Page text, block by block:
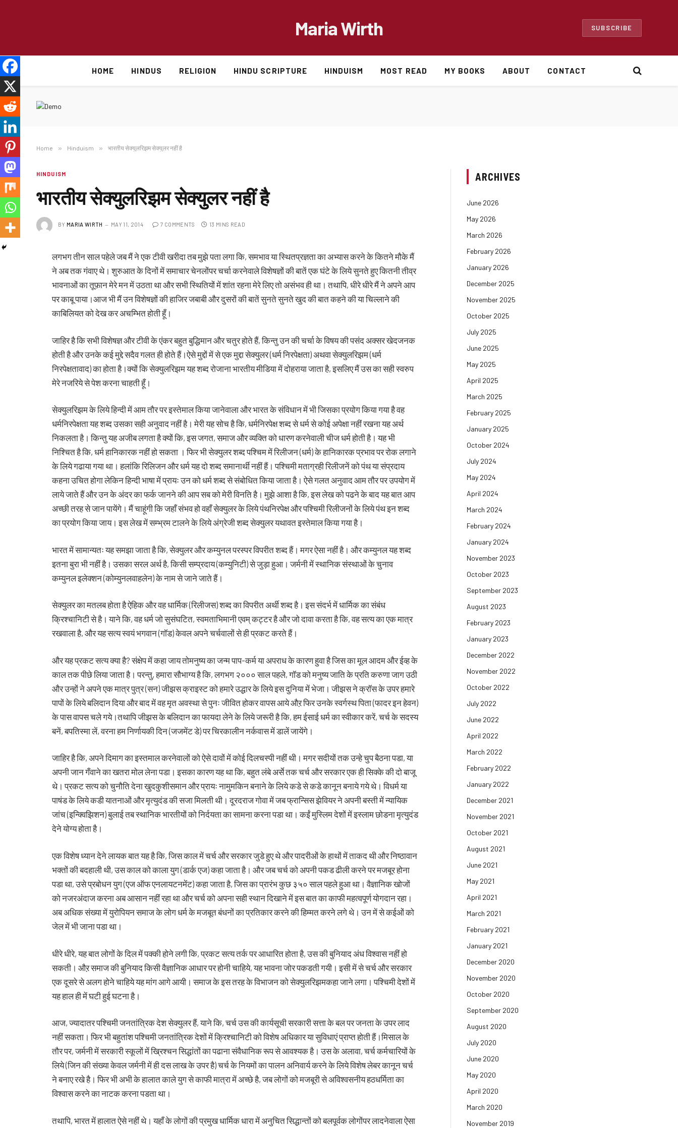
Maria Wirth SUBSCRIBE
HOME HINDUS RELIGION HINDU SCRIPTURE HINDUISM MOST READ MY BOOKS ABOUT CONTACT
Home » Hinduism » भारतीय सेक्युलरिझम सेक्युलर नहीं है
HINDUISM
भारतीय सेक्युलरिझम सेक्युलर नहीं है
BY MARIA WIRTH MAY 11, 2014 7 COMMENTS 13 MINS READ
लगभग तीन साल पहेले जब मैं ने एक टीवी खरीदा तब मुझे पता लगा कि, समभाव या स्थितप्रज्ञता का अभ्यास करने के कितने मौके मैं
ने अब तक गंवाए थे। शुरुआत के दिनों में समाचार चेनलोंपर चर्चा करनेवाले विशेषज्ञों की बातें एक घंटे के लिये सुनते हुए कितनी तीव्र
भावनाओं का तूफ़ान मेरे मन में उठता था और सभी स्थितियों में शांत रहना मेरे लिए तो असंभव ही था। तथापि, धीरे धीरे मैं ने अपने आप
पर काबू पाया।आज भी मैं उन विशेषज्ञों की हाजिर जबाबी और दुसरों की बातें सुनते सुनते खुद की बात कहने की या चिल्लाने की
काबिलियत को देख कर अचम्भित होती हूँ।
जाहिर है कि सभी विशेषज्ञ और टीवी के एंकर बहुत बुद्धिमान और चतुर होते हैं, किन्तु उन की चर्चा के विषय की पसंद अक्सर खेदजनक
होती है और उनके कई मुद्दे सदैव गलत ही होते हैं।ऐसे मुद्दों में से एक मुद्दा सेक्युलर (धर्म निरपेक्षता) अथवा सेक्युलरिझम (धर्म
निरपेक्षतावाद) का होता है।क्यों कि सेक्युलरिझम यह शब्द रोजाना भारतीय मीडिया में दोहराया जाता है, इसलिए मैं उस का सही स्वरुप
मेरे नजरिये से पेश करना चाहती हूँ।
सेक्युलरिझम के लिये हिन्दी में आम तौर पर इस्तेमाल किया जानेवाला और भारत के संविधान में भी जिसका प्रयोग किया गया है वह
धर्मनिरपेक्षता यह शब्द उसका सही अनुवाद नहीं है। मेरी यह सोच है कि, धर्मनिरपेक्ष शब्द से धर्म से कोई अपेक्षा नहीं रखना यह अर्थ
निकलता है। किन्तु यह अजीब लगता है क्यों कि, इस जगत, समाज और व्यक्ति को धारण करनेवाली चीज धर्म होती है। यह भी
निश्चित है कि, धर्म हानिकारक नहीं हो सकता । फिर भी सेक्युलर शब्द पश्चिम में रिलीजन (धर्म) के हानिकारक प्रभाव पर रोक लगाने
के लिये गढाया गया था। हलांकि रिलिजन और धर्म यह दो शब्द समानार्थी नहीं हैं। पश्चिमी मताग्रही रिलीजनें को पंथ या संप्रदाय
कहना उचित होगा लेकिन हिन्दी भाषा में प्रायः उन को धर्म शब्द से संबोधित किया जाता है। ऐसे गलत अनुवाद आम तौर पर उपयोग में
लाये जाते हैं और उन के अंदर का फर्क जानने की आप सब को मेरी विनति है। मुझे आशा है कि, इस लेख को पढने के बाद यह बात आप
अच्छी तरह से जान पायेंगे। मैं चाहूंगी कि जहाँ संभव हो वहाँ सेक्युलर के लिये पंथनिरपेक्ष और पश्चिमी रिलीजनों के लिये पंथ इन शब्द
का प्रयोग किया जाय। इस लेख में सम्भ्रम टालने के लिये अंग्रेजी शब्द सेक्युलर यथावत इस्तेमाल किया गया है।
भारत में सामान्यतः यह समझा जाता है कि, सेक्युलर और कम्युनल परस्पर विपरीत शब्द हैं। मगर ऐसा नहीं है। और कम्युनल यह शब्द
इतना बुरा भी नहीं है। उसका सरल अर्थ है, किसी सम्प्रदाय (कम्युनिटी) से जुड़ा हुआ। जर्मनी में स्थानिक संस्थाओं के चुनाव
कम्युनल इलेक्शन (कोम्युनलवाहलेन) के नाम से जाने जाते हैं।
सेक्युलर का मतलब होता है ऐहिक और वह धार्मिक (रिलीजस) शब्द का विपरीत अर्थी शब्द है। इस संदर्भ में धार्मिक का संबंध
क्रिश्चानिटी से है। याने कि, वह धर्म जो सुसंघटित, स्वमताभिमानी एवम् कट्टर है और जो दावा करता है कि, वह सत्य का एक मात्र
रखवाला है, और यह सत्य स्वयं भगवान (गॉड) केवल अपने चर्चवालों से ही प्रकट करते हैं।
और यह प्रकट सत्य क्या है? संक्षेप में कहा जाय तोमनुष्य का जन्म पाप-कर्म या अपराध के कारण हुवा है जिस का मूल आदम और ईव्ह के
काल तक पीछे लिया जाता है। परन्तु, हमारा सौभाग्य है कि, लगभग २००० साल पहले, गॉड को मनुष्य जाति के प्रति करुणा जाग उठी
और उन्हों ने अपने एक मात्र पुत्र (सन) जीझस क्राइस्ट को हमारे उद्धार के लिये इस दुनिया में भेजा। जीझस ने क्रॉस के उपर हमारे
पापों के लिये बलिदान दिया और बाद में वह मृत अवस्था से पुनः जीवित होकर वापस आये औऱ फिर उनके स्वर्गस्थ पिता (फादर इन हेवन)
के पास वापस चले गये।तथापि जीझस के बलिदान का फायदा लेने के लिये जरूरी है कि, हम ईसाई धर्म का स्वीकार करें, चर्च के सदस्य
बनें, बपतिस्मा लें, वरना हम निर्णायकी दिन (जजमेंट डे) पर चिरकालीन नर्कवास में डालें जायेंगे।
जाहिर है कि, अपने दिमाग का इस्तमाल करनेवालों को ऐसे दावों में कोई दिलचस्पी नहीं थी। मगर सदीयों तक उन्हे चुप बैठना पडा, या
अपनी जान गँवाने का खतरा मोल लेना पडा। इसका कारण यह था कि, बहुत लंबे अर्से तक चर्च और सरकार एक ही सिक्के की दो बाजू
थे। प्रकट सत्य को चुनौति देना खुदकुशीसमान और प्रायः नामुमकिन बनाने के लिये कडे से कडे कानून बनाये गये थे। विधर्म या
पाषंड के लिये कडी यातनाओं और मृत्युदंड की सजा मिलती थी। दूरदराज गोवा में जब फ्रान्सिस झेवियर ने अपनी बस्ती में न्यायिक
जांच (इन्क्विझिशन) बुलाई तब स्थानिक भारतीयों को निर्दयता का सामना करना पडा था। कईं मुस्लिम देशों में इस्लाम छोडना मृत्युदंड
देने योग्य होता है।
एक विशेष ध्यान देने लायक बात यह है कि, जिस काल में चर्च और सरकार जुडे हुए थे और पादरीओं के हाथों में ताकद थी और निष्ठावान
भक्तों की बदहाली थी, उस काल को काला युग (डार्क एज) कहा जाता है। और जब चर्च को अपनी पकड ढीली करने पर मजबूर होना
पडा था, उसे प्रबोधन युग (एज ऑफ एनलायटनमेंट) कहा जाता है, जिस का प्रारंभ कुछ ३५० साल पहले हुआ था। वैज्ञानिक खोजों
को नजरअंदाज करना अब आसान नहीं रहा था और चर्च को अपना सही स्थान दिखाने में इस बात का काफी महत्वपूर्ण योगदान रहा।
अब अधिक संख्या में युरोपियन समाज के लोग धर्म के मजबूत बंधनों का प्रतिकार करने की हिम्मत करने लगे थे। उन में से कईओं को
जेल में भी जाना पडा था।
धीरे धीरे, यह बात लोगों के दिल में पक्की होने लगी कि, प्रकट सत्य तर्क पर आधारित होता है, उस की बुनियाद अंध विश्वास नहीं हो
सकती। औऱ समाज की बुनियाद किसी वैज्ञानिक आधार पर होनी चाहिये, यह भावना जोर पकडती गयी। इसी में से चर्च और सरकार
एक दूसरे से अलग होने चाहिये यह मांग आगे आयी। समाज के इस तरह के विभाजन को सेक्युलरिझमकहा जाने लगा। पश्चिमी देशों में
यह हाल ही में घटी हुई घटना है।
आज, ज्यादातर पश्चिमी जनतांत्रिक देश सेक्युलर हैं, याने कि, चर्च उस की कार्यसूची सरकारी सत्ता के बल पर जनता के उपर लाद
नहीं सकता। फिर भी बहुतांश पश्चिमी जनतांत्रिक देशों में क्रिश्चानिटी को विशेष अधिकार या सुविधाएं प्राप्त होती हैं।मिसाल के
तौर पर, जर्मनी में सरकारी स्कूलों में ख्रिश्चन सिद्धांतों का पढाना संवैधानिक रूप से आवश्यक है। उस के अलावा, चर्च कर्मचारियों के
लिये (जिन की संख्या केवल जर्मनी में ही दस लाख के उपर है) चर्च के नियमों का पालन अनिवार्य करने के लिये विशेष लेबर कानून चर्च
ने बनाए रखे है। फिर भी अभी के हालात काले युग से काफी मात्रा में अच्छे है, जब लोगों को मजबूरी से अविश्वसनीय हठधर्मिता का
विश्वास करने का नाटक करना पडता था।
तथापि, भारत में हालात ऐसे नहीं थे। यहाँ के लोगों की प्रमुख धार्मिक धारा में अनुचित सिद्धान्तों को बलपूर्वक लोगोंपर लादनेवाला ऐसा
ARCHIVES
June 2026
May 2026
March 2026
February 2026
January 2026
December 2025
November 2025
October 2025
July 2025
June 2025
May 2025
April 2025
March 2025
February 2025
January 2025
October 2024
July 2024
May 2024
April 2024
March 2024
February 2024
January 2024
November 2023
October 2023
September 2023
August 2023
February 2023
January 2023
December 2022
November 2022
October 2022
July 2022
June 2022
April 2022
March 2022
February 2022
January 2022
December 2021
November 2021
October 2021
August 2021
June 2021
May 2021
April 2021
March 2021
February 2021
January 2021
December 2020
November 2020
October 2020
September 2020
August 2020
July 2020
June 2020
May 2020
April 2020
March 2020
November 2019